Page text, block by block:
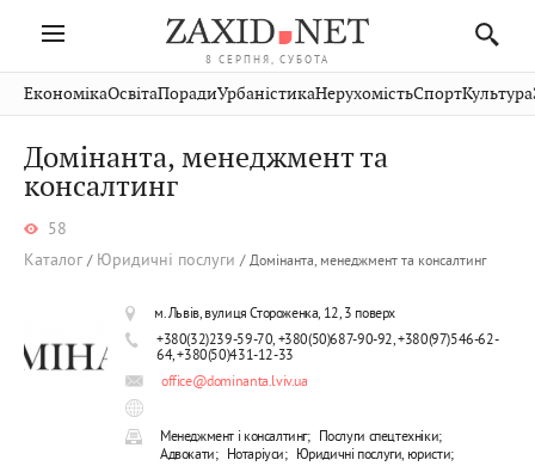
8 СЕРПНЯ, СУБОТА
Івано-
Франківськ
Тернопіль
Волинь
Рівне
Чернівці
Стрий
Хмельницький
Публікації
Авто СловкоКультура
Кіно Дім Спорт
ЕкономікаОсвітаПорадиУрбаністикаНерухомістьСпортКультура
Домінанта, менеджмент та
консалтинг
58
Каталог
Юридичні послуги Домінанта, менеджмент та консалтинг
м. Львів, вулиця Стороженка, 12, 3 поверх
+380(32)239-59-70, +380(50)687-90-92, +380(97)546-62-
64, +380(50)431-12-33
office@dominanta.lviv.ua
Менеджмент і консалтинг; Послуги спецтехніки;
Адвокати; Нотаріуси; Юридичні послуги, юристи;